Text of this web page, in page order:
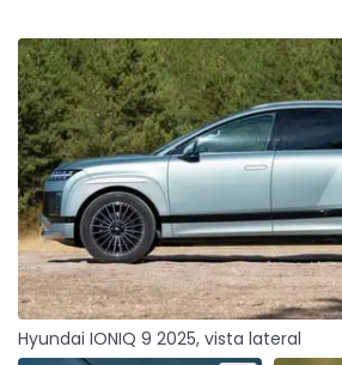
Hyundai IONIQ 9 2025, vista lateral